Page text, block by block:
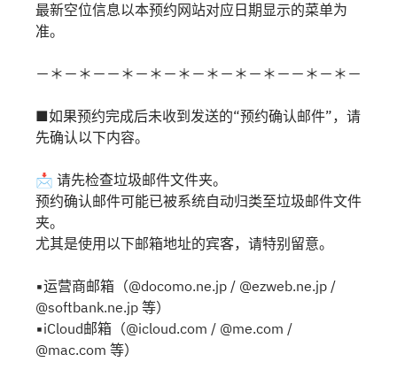
最新空位信息以本预约网站对应日期显示的菜单为
准。
－＊－＊－－＊－＊－＊－＊－＊－＊－－＊－＊－
■如果预约完成后未收到发送的“预约确认邮件”，请
先确认以下内容。
📩 请先检查垃圾邮件文件夹。
预约确认邮件可能已被系统自动归类至垃圾邮件文件
夹。
尤其是使用以下邮箱地址的宾客，请特别留意。
▪运营商邮箱（@docomo.ne.jp / @ezweb.ne.jp /
@softbank.ne.jp 等）
▪iCloud邮箱（@icloud.com / @me.com /
@mac.com 等）